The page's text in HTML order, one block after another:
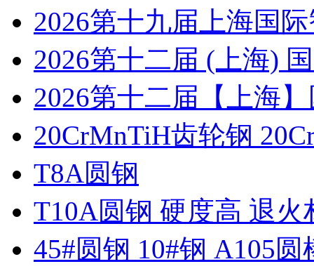
2026第十九届上海国
2026第十二届 (上海)
2026第十二届【上海
20CrMnTiH齿轮钢
T8A圆钢
T10A圆钢 硬度高 退火
45#圆钢 10#钢 A105圆